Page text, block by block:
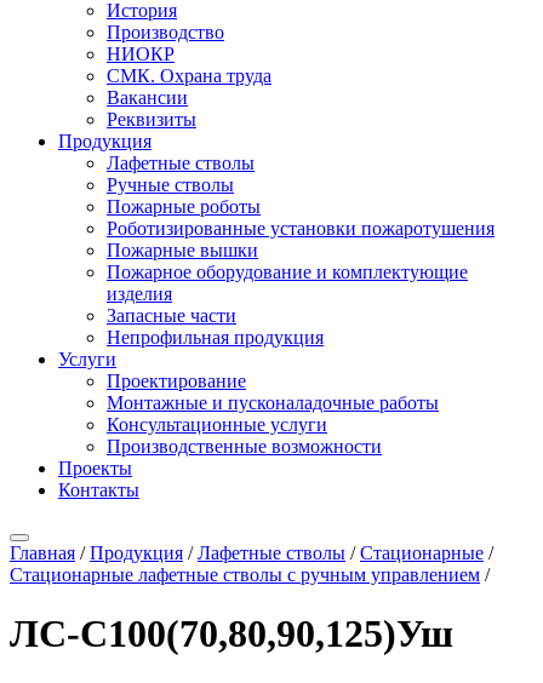
История
Производство
НИОКР
СМК. Охрана труда
Вакансии
Реквизиты
Продукция
Лафетные стволы
Ручные стволы
Пожарные роботы
Роботизированные установки пожаротушения
Пожарные вышки
Пожарное оборудование и комплектующие
изделия
Запасные части
Непрофильная продукция
Услуги
Проектирование
Монтажные и пусконаладочные работы
Консультационные услуги
Производственные возможности
Проекты
Контакты
Главная /Продукция /Лафетные стволы /Стационарные /
Стационарные лафетные стволы с ручным управлением /
ЛС-С100(70,80,90,125)Уш